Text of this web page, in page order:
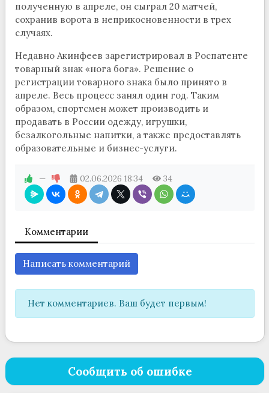
полученную в апреле, он сыграл 20 матчей,
сохранив ворота в неприкосновенности в трех
случаях.
Недавно Акинфеев зарегистрировал в Роспатенте
товарный знак «нога бога». Решение о
регистрации товарного знака было принято в
апреле. Весь процесс занял один год. Таким
образом, спортсмен может производить и
продавать в России одежду, игрушки,
безалкогольные напитки, а также предоставлять
образовательные и бизнес-услуги.
— 02.06.2026 18:34 34
Комментарии
Написать комментарий
Нет комментариев. Ваш будет первым!
Сообщить об ошибке